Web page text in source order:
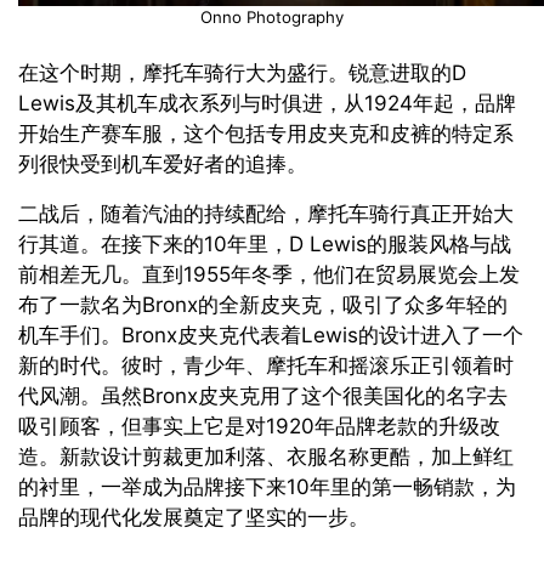
Onno Photography
在这个时期，摩托车骑行大为盛行。锐意进取的D
Lewis及其机车成衣系列与时俱进，从1924年起，品牌
开始生产赛车服，这个包括专用皮夹克和皮裤的特定系
列很快受到机车爱好者的追捧。
二战后，随着汽油的持续配给，摩托车骑行真正开始大
行其道。在接下来的10年里，D Lewis的服装风格与战
前相差无几。直到1955年冬季，他们在贸易展览会上发
布了一款名为Bronx的全新皮夹克，吸引了众多年轻的
机车手们。Bronx皮夹克代表着Lewis的设计进入了一个
新的时代。彼时，青少年、摩托车和摇滚乐正引领着时
代风潮。虽然Bronx皮夹克用了这个很美国化的名字去
吸引顾客，但事实上它是对1920年品牌老款的升级改
造。新款设计剪裁更加利落、衣服名称更酷，加上鲜红
的衬里，一举成为品牌接下来10年里的第一畅销款，为
品牌的现代化发展奠定了坚实的一步。